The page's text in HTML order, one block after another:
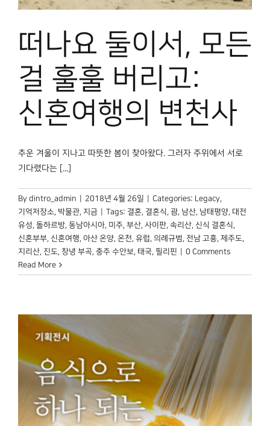
떠나요 둘이서, 모든
걸 훌훌 버리고:
신혼여행의 변천사
추운 겨울이 지나고 따뜻한 봄이 찾아왔다. 그러자 주위에서 서로
기다렸다는 [...]
By dintro_admin 2018년 4월 26일 Categories: Legacy,
기억저장소, 박물관, 지금 Tags: 결혼, 결혼식, 괌, 남산, 남태평양, 대전
유성, 돌하르방, 동남아시아, 미주, 부산, 사이판, 속리산, 신식 결혼식,
신혼부부, 신혼여행, 아산 온양, 온천, 유럽, 의례규범, 전남 고흥, 제주도,
지리산, 진도, 창녕 부곡, 충주 수안보, 태국, 필리핀
0 Comments
Read More